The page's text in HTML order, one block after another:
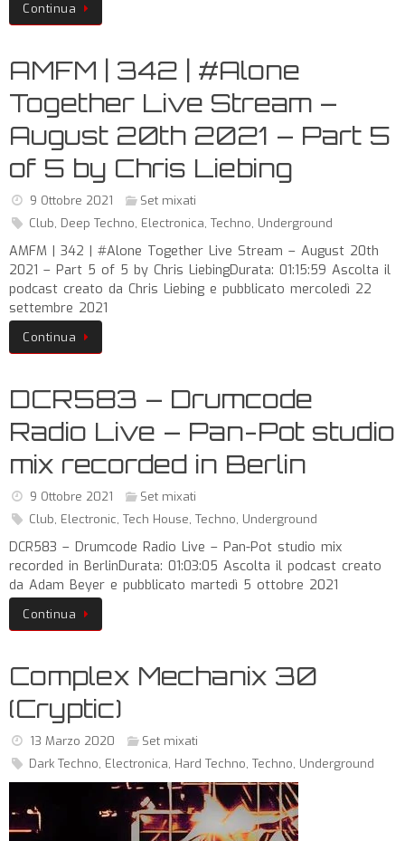
Continua
AMFM | 342 | #Alone
Together Live Stream –
August 20th 2021 – Part 5
of 5 by Chris Liebing
9 Ottobre 2021
Set mixati
Club, Deep Techno, Electronica, Techno, Underground
AMFM | 342 | #Alone Together Live Stream – August 20th
2021 – Part 5 of 5 by Chris LiebingDurata: 01:15:59 Ascolta il
podcast creato da Chris Liebing e pubblicato mercoledì 22
settembre 2021
Continua
DCR583 – Drumcode
Radio Live – Pan-Pot studio
mix recorded in Berlin
9 Ottobre 2021
Set mixati
Club, Electronic, Tech House, Techno, Underground
DCR583 – Drumcode Radio Live – Pan-Pot studio mix
recorded in BerlinDurata: 01:03:05 Ascolta il podcast creato
da Adam Beyer e pubblicato martedì 5 ottobre 2021
Continua
Complex Mechanix 30
(Cryptic)
13 Marzo 2020
Set mixati
Dark Techno, Electronica, Hard Techno, Techno, Underground